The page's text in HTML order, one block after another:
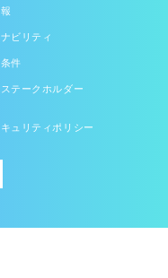
ビリティ
件
テークホルダー
ュリティポリシー